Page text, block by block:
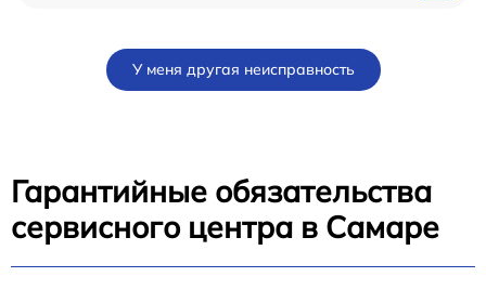
У меня другая неисправность
Гарантийные обязательства
сервисного центра в Самаре